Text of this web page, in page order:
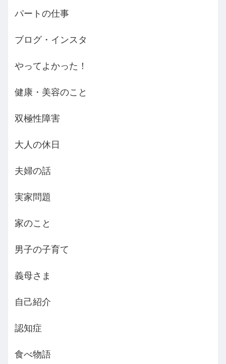
パートの仕事
ブログ・インスタ
やってよかった！
健康・美容のこと
双極性障害
大人の休日
夫婦の話
実家問題
家のこと
男子の子育て
義母さま
自己紹介
認知症
食べ物語